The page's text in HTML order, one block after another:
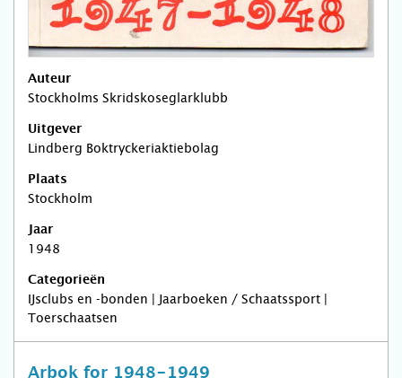
Auteur
Stockholms Skridskoseglarklubb
Uitgever
Lindberg Boktryckeriaktiebolag
Plaats
Stockholm
Jaar
1948
Categorieën
IJsclubs en -bonden | Jaarboeken / Schaatssport |
Toerschaatsen
Arbok for 1948-1949